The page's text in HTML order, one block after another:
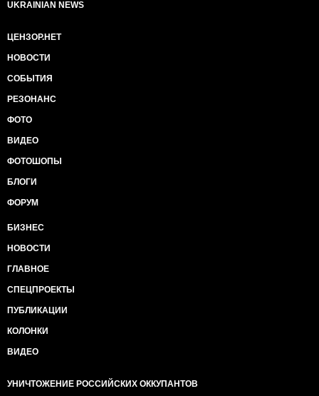
UKRAINIAN NEWS
ЦЕНЗОР.НЕТ
НОВОСТИ
СОБЫТИЯ
РЕЗОНАНС
ФОТО
ВИДЕО
ФОТОШОПЫ
БЛОГИ
ФОРУМ
БИЗНЕС
НОВОСТИ
ГЛАВНОЕ
СПЕЦПРОЕКТЫ
ПУБЛИКАЦИИ
КОЛОНКИ
ВИДЕО
УНИЧТОЖЕНИЕ РОССИЙСКИХ ОККУПАНТОВ